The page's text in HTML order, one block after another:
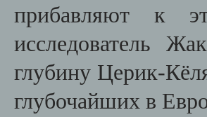
прибавляют к
исследователь
глубину Церик-
глубочайших в